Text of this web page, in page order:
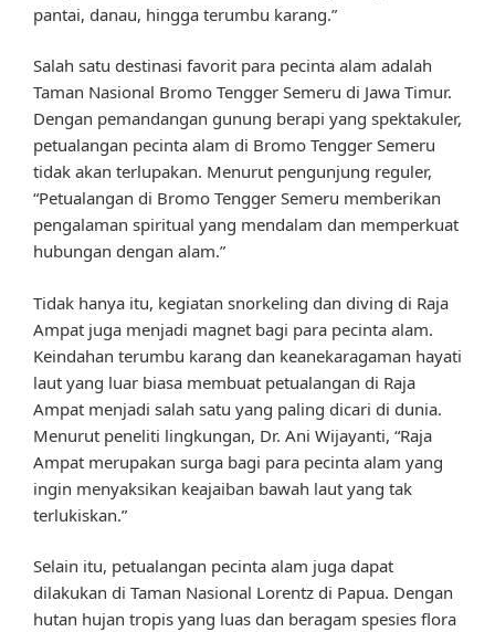
pantai, danau, hingga terumbu karang.”
Salah satu destinasi favorit para pecinta alam adalah
Taman Nasional Bromo Tengger Semeru di Jawa Timur.
Dengan pemandangan gunung berapi yang spektakuler,
petualangan pecinta alam di Bromo Tengger Semeru
tidak akan terlupakan. Menurut pengunjung reguler,
“Petualangan di Bromo Tengger Semeru memberikan
pengalaman spiritual yang mendalam dan memperkuat
hubungan dengan alam.”
Tidak hanya itu, kegiatan snorkeling dan diving di Raja
Ampat juga menjadi magnet bagi para pecinta alam.
Keindahan terumbu karang dan keanekaragaman hayati
laut yang luar biasa membuat petualangan di Raja
Ampat menjadi salah satu yang paling dicari di dunia.
Menurut peneliti lingkungan, Dr. Ani Wijayanti, “Raja
Ampat merupakan surga bagi para pecinta alam yang
ingin menyaksikan keajaiban bawah laut yang tak
terlukiskan.”
Selain itu, petualangan pecinta alam juga dapat
dilakukan di Taman Nasional Lorentz di Papua. Dengan
hutan hujan tropis yang luas dan beragam spesies flora